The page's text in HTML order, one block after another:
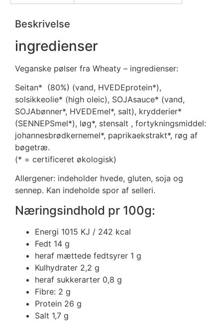
Beskrivelse
ingredienser
Veganske pølser fra Wheaty – ingredienser:
Seitan* (80%) (vand, HVEDEprotein*),
solsikkeolie* (high oleic), SOJAsauce* (vand,
SOJAbønner*, HVEDEmel*, salt), krydderier*
(SENNEPSmel*), løg*, stensalt , fortykningsmiddel:
johannesbrødkernemel*, paprikaekstrakt*, røg af
bøgetræ.
(* = certificeret økologisk)
Allergener: indeholder hvede, gluten, soja og
sennep. Kan indeholde spor af selleri.
Næringsindhold pr 100g:
Energi 1015 KJ / 242 kcal
Fedt 14 g
heraf mættede fedtsyrer 1 g
Kulhydrater 2,2 g
heraf sukkerarter 0,8 g
Fibre: 2 g
Protein 26 g
Salt 1,7 g